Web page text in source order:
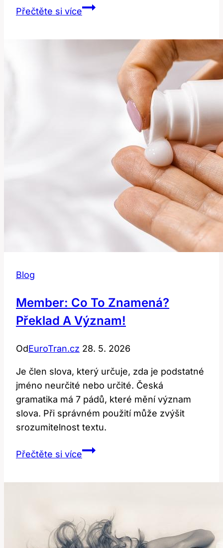
Přečtěte si víceHometown:
Blog
Member: Co To Znamená?
Překlad A Význam!
OdEuroTran.cz 28. 5. 2026
Je člen slova, který určuje, zda je podstatné
jméno neurčité nebo určité. Česká
gramatika má 7 pádů, které mění význam
slova. Při správném použití může zvýšit
srozumitelnost textu.
Přečtěte si víceMember:
a
význam!